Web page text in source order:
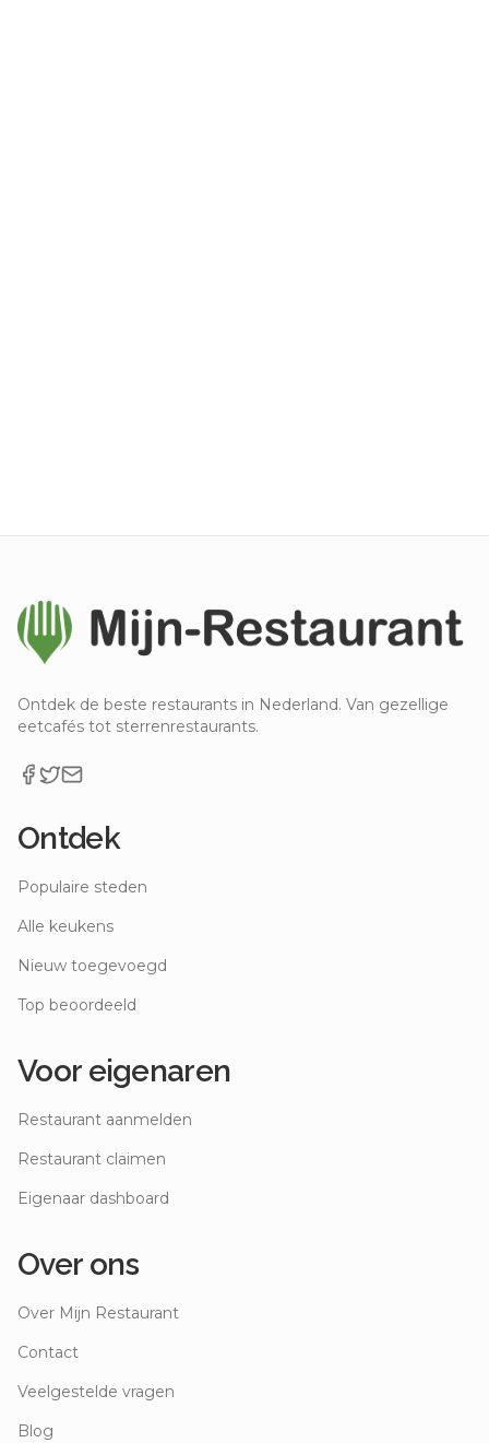
Ontdek de beste restaurants in Nederland. Van gezellige
eetcafés tot sterrenrestaurants.
Ontdek
Populaire steden
Alle keukens
Nieuw toegevoegd
Top beoordeeld
Voor eigenaren
Restaurant aanmelden
Restaurant claimen
Eigenaar dashboard
Over ons
Over Mijn Restaurant
Contact
Veelgestelde vragen
Blog